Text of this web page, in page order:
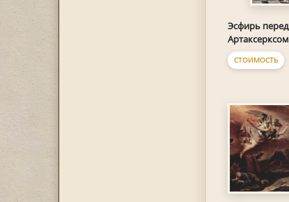
Эсфирь перед
Артаксерксом
СТОИМОСТЬ